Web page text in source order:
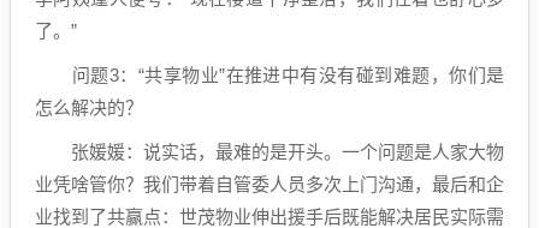
了。”
问题3：“共享物业”在推进中有没有碰到难题，你们是
怎么解决的？
张媛媛：说实话，最难的是开头。一个问题是人家大物
业凭啥管你？我们带着自管委人员多次上门沟通，最后和企
业找到了共赢点：世茂物业伸出援手后既能解决居民实际需